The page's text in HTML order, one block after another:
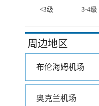
<3级
3-4级
周边地区
布伦海姆机场
奥克兰机场